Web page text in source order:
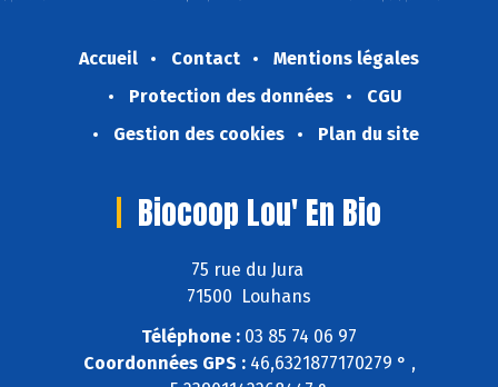
Accueil Contact
Mentions légales
Protection des données
CGU
Gestion des cookies
Plan du site
Biocoop Lou' En Bio
75 rue du Jura
71500 Louhans
Téléphone : 03 85 74 06 97
Coordonnées GPS :46,6321877170279 ° ,